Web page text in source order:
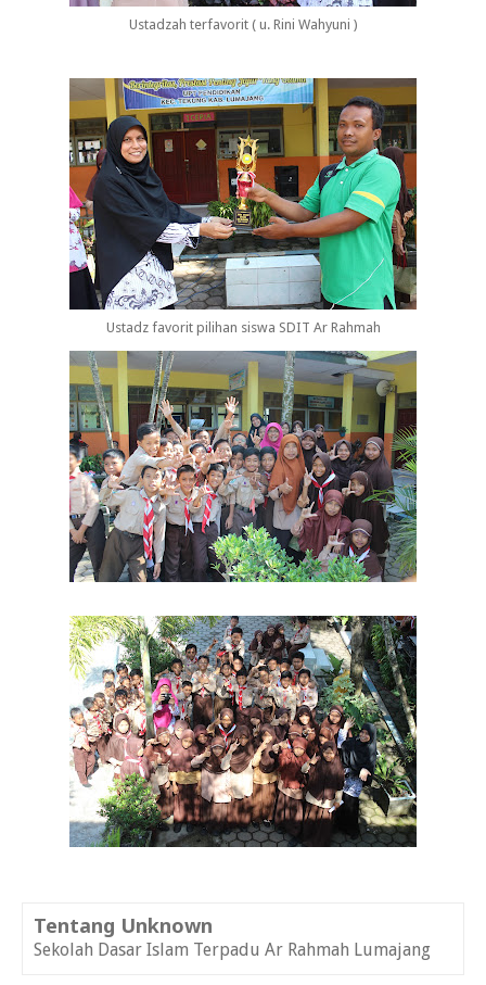
Ustadzah terfavorit ( u. Rini Wahyuni )
Ustadz favorit pilihan siswa SDIT Ar Rahmah
Tentang Unknown
Sekolah Dasar Islam Terpadu Ar Rahmah Lumajang